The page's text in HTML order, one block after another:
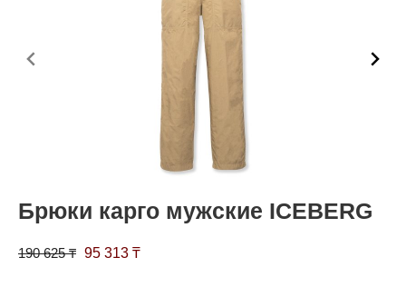
Брюки карго мужские ICEBERG
190 625₸ Первоначальная цена составляла 190 625 ₸.
95 313 ₸Текущая цена: 95 313 ₸.